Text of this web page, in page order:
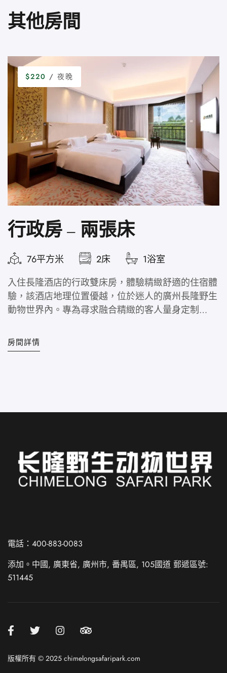
其他房間
$220 / 夜晚
行政房 – 兩張床
76平方米 2床
1浴室
入住長隆酒店的行政雙床房，體驗精緻舒適的住宿體
驗，該酒店地理位置優越，位於迷人的廣州長隆野生
動物世界內。專為尋求融合精緻的客人量身定制…
房間詳情
電話：400-883-0083
添加。中國, 廣東省, 廣州市, 番禺區, 105國道 郵遞區號:
511445
版權所有 © 2025 chimelongsafaripark.comChinese (China)
Spanish